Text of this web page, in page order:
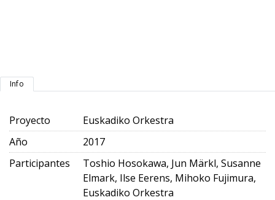
Info
Proyecto
Euskadiko Orkestra
Año
2017
Participantes
Toshio Hosokawa, Jun Märkl, Susanne
Elmark, Ilse Eerens, Mihoko Fujimura,
Euskadiko Orkestra